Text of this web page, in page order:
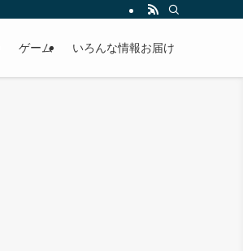
ゲーム いろんな情報お届け